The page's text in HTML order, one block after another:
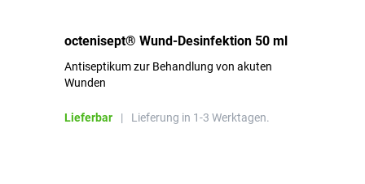
octenisept® Wund-Desinfektion 50 ml
Antiseptikum zur Behandlung von akuten
Wunden
Lieferbar | Lieferung in 1-3 Werktagen.